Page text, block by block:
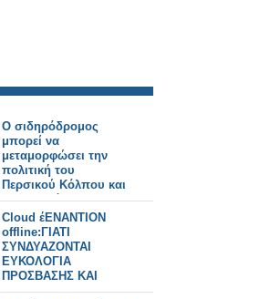
Ο σιδηρόδρομος
μπορεί να
μεταμορφώσει την
πολιτική του
Περσικού Κόλπου και
την παγκόσμια
ασφάλεια.
Cloud έΕΝΑΝΤΙΟΝ
offline:ΓΙΑΤΙ
ΣΥΝΔΥΑΖΟΝΤΑΙ
ΕΥΚΟΛΟΓΙΑ
ΠΡΟΣΒΑΣΗΣ ΚΑΙ
ΑΣΦΑΛΕΙΑ